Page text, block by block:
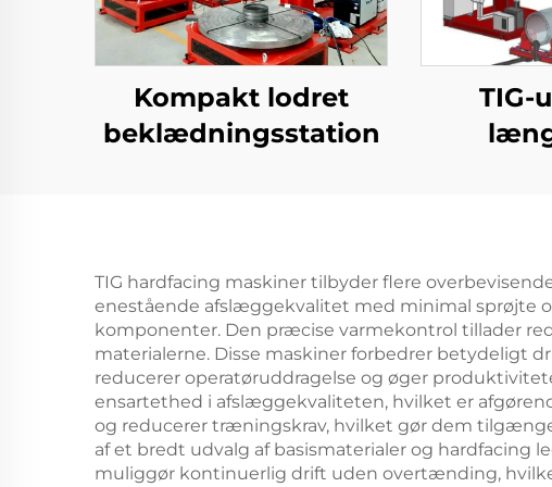
Kompakt lodret
beklædningsstation
TIG-
TIG hardfacing maskiner tilbyder flere
enestående afslæggekvalitet med minimal sprøjte
komponenter. Den præcise varmekontrol tillader
materialerne. Disse maskiner forbedrer betydeligt
reducerer operatøruddragelse og øger
ensartethed i afslæggekvaliteten, hvilket er
og reducerer træningskrav, hvilket gør dem
af et bredt udvalg af basismaterialer og hardfacing
muliggør kontinuerlig drift uden overtænding,